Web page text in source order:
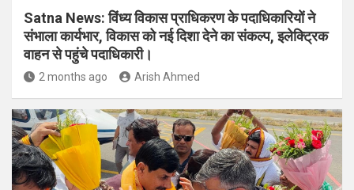
Satna News: विंध्य विकास प्राधिकरण के पदाधिकारियों ने
संभाला कार्यभार, विकास को नई दिशा देने का संकल्प, इलेक्ट्रिक
वाहन से पहुंचे पदाधिकारी।
2 months ago Arish Ahmed